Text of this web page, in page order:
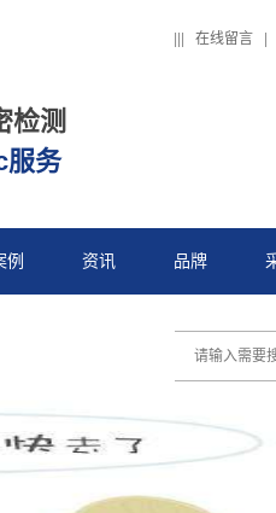
在线留言
检测
服务
例 资讯 品牌